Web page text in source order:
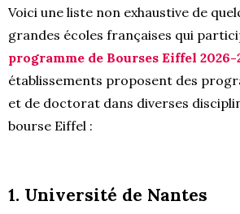
Voici une liste non exhaustive de
grandes écoles françaises qui
programme de Bourses Eiffel 2026-
établissements proposent des
et de doctorat dans diverses
bourse Eiffel :
1. Université de Nantes